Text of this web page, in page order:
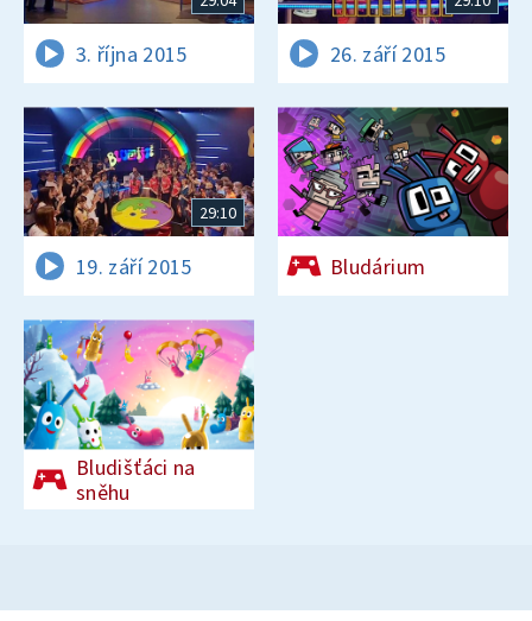
3. října 2015 26. září 2015
29:10
19. září 2015 Bludárium
Bludišťáci na
sněhu